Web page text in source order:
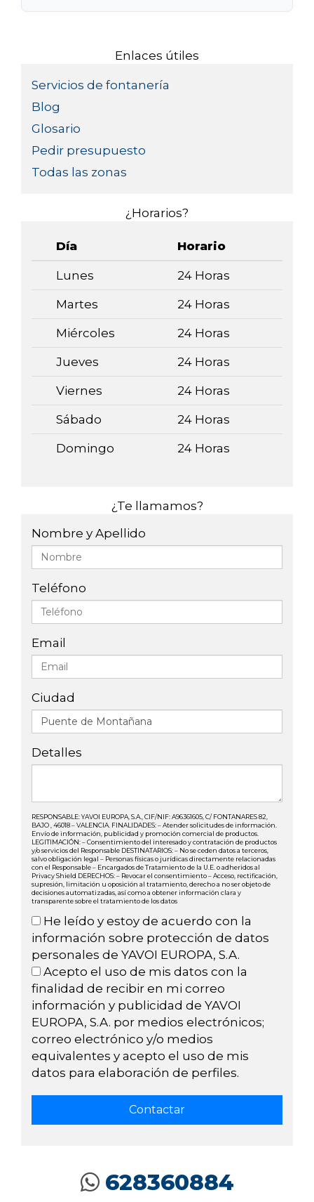
Enlaces útiles
Servicios de fontanería
Blog
Glosario
Pedir presupuesto
Todas las zonas
¿Horarios?
Día Horario
Lunes 24 Horas
Martes 24 Horas
Miércoles 24 Horas
Jueves 24 Horas
Viernes 24 Horas
Sábado 24 Horas
Domingo 24 Horas
¿Te llamamos?
Nombre y Apellido
Teléfono
Email
Ciudad
Detalles
RESPONSABLE: YAVOI EUROPA, S.A., CIF/NIF: A96361605, C/ FONTANARES 82,
BAJO , 46018 – VALENCIA. FINALIDADES: – Atender solicitudes de información.
Envío de información, publicidad y promoción comercial de productos.
LEGITIMACIÓN: – Consentimiento del interesado y contratación de productos
y/o servicios del Responsable DESTINATARIOS: – No se ceden datos a terceros,
salvo obligación legal – Personas físicas o jurídicas directamente relacionadas
con el Responsable – Encargados de Tratamiento de la U.E. o adheridos al
Privacy Shield DERECHOS: – Revocar el consentimiento – Acceso, rectificación,
supresión, limitación u oposición al tratamiento, derecho a no ser objeto de
decisiones automatizadas, así como a obtener información clara y
transparente sobre el tratamiento de los datos
He leído y estoy de acuerdo con la
información sobre protección de datos
personales de YAVOI EUROPA, S.A.
Acepto el uso de mis datos con la
finalidad de recibir en mi correo
información y publicidad de YAVOI
EUROPA, S.A. por medios electrónicos;
correo electrónico y/o medios
equivalentes y acepto el uso de mis
datos para elaboración de perfiles.
628360884